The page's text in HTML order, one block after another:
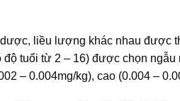
liều lượng khác nhau được
tuổi từ 2 – 16) được chọn
– 0.004mg/kg), cao (0.004 –